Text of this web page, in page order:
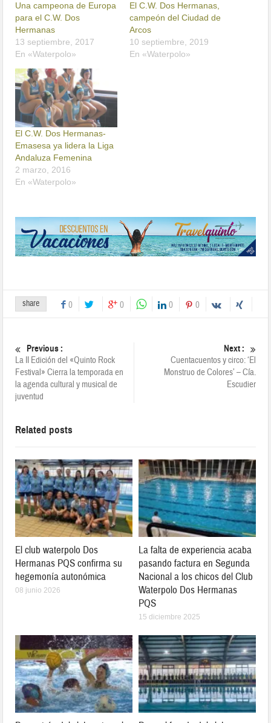
Una campeona de Europa
para el C.W. Dos
Hermanas
13 septiembre, 2017
En «Waterpolo»
El C.W. Dos Hermanas,
campeón del Ciudad de
Arcos
10 septiembre, 2019
En «Waterpolo»
El C.W. Dos Hermanas-
Emasesa ya lidera la Liga
Andaluza Femenina
2 marzo, 2016
En «Waterpolo»
share 0 0 0 0
Previous :
La II Edición del «Quinto Rock
Festival» Cierra la temporada en
la agenda cultural y musical de
juventud
Next :
Cuentacuentos y circo: ‘El
Monstruo de Colores’ – Cía.
Escudier
Related posts
El club waterpolo Dos
Hermanas PQS confirma su
hegemonía autonómica
08 junio 2026
La falta de experiencia acaba
pasando factura en Segunda
Nacional a los chicos del Club
Waterpolo Dos Hermanas
PQS
15 diciembre 2025